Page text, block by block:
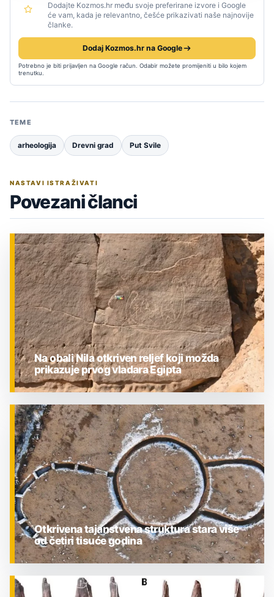
Dodajte Kozmos.hr među svoje preferirane izvore i Google
će vam, kada je relevantno, češće prikazivati naše najnovije
članke.
Dodaj Kozmos.hr na Google
Potrebno je biti prijavljen na Google račun. Odabir možete promijeniti u bilo kojem
trenutku.
TEME
arheologija Drevni grad Put Svile
NASTAVI ISTRAŽIVATI
Povezani članci
ZNANOST
Na obali Nila otkriven reljef koji možda
prikazuje prvog vladara Egipta
ZNANOST
Otkrivena tajanstvena struktura stara više
od četiri tisuće godina